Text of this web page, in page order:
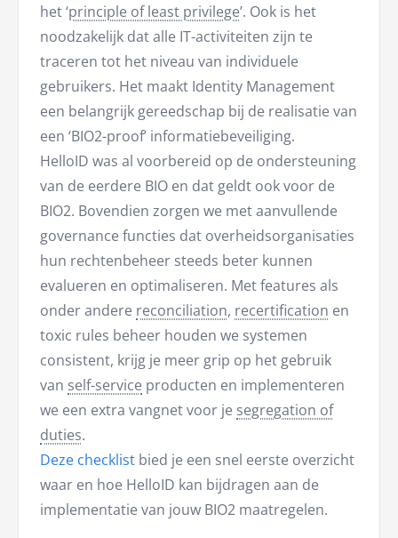
het ‘principle of least privilege’. Ook is het
noodzakelijk dat alle IT-activiteiten zijn te
traceren tot het niveau van individuele
gebruikers. Het maakt Identity Management
een belangrijk gereedschap bij de realisatie van
een ‘BIO2-proof’ informatiebeveiliging.
HelloID was al voorbereid op de ondersteuning
van de eerdere BIO en dat geldt ook voor de
BIO2. Bovendien zorgen we met aanvullende
governance functies dat overheidsorganisaties
hun rechtenbeheer steeds beter kunnen
evalueren en optimaliseren. Met features als
onder andere reconciliation, recertification en
toxic rules beheer houden we systemen
consistent, krijg je meer grip op het gebruik
van self-service producten en implementeren
we een extra vangnet voor je segregation of
duties.
Deze checklist bied je een snel eerste overzicht
waar en hoe HelloID kan bijdragen aan de
implementatie van jouw BIO2 maatregelen.